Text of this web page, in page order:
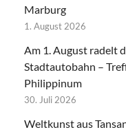
Marburg
1. August 2026
Am 1. August radelt
Stadtautobahn –
Philippinum
30. Juli 2026
Weltkunst aus